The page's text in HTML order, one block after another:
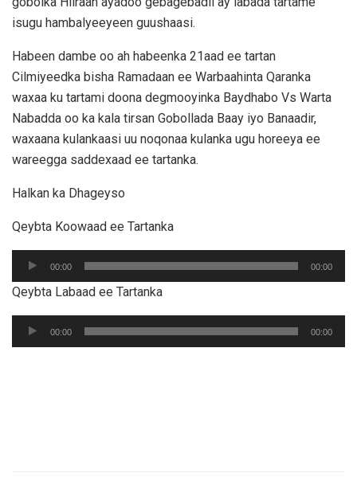
isugu hambalyeeyeen guushaasi.
Habeen dambe oo ah habeenka 21aad ee tartan
Cilmiyeedka bisha Ramadaan ee Warbaahinta Qaranka
waxaa ku tartami doona degmooyinka Baydhabo Vs Warta
Nabadda oo ka kala tirsan Gobollada Baay iyo Banaadir,
waxaana kulankaasi uu noqonaa kulanka ugu horeeya ee
wareegga saddexaad ee tartanka.
Halkan ka Dhageyso
Qeybta Koowaad ee Tartanka
Audio
Player
00:00 00:00
Qeybta Labaad ee Tartanka
Audio
Player
00:00 00:00